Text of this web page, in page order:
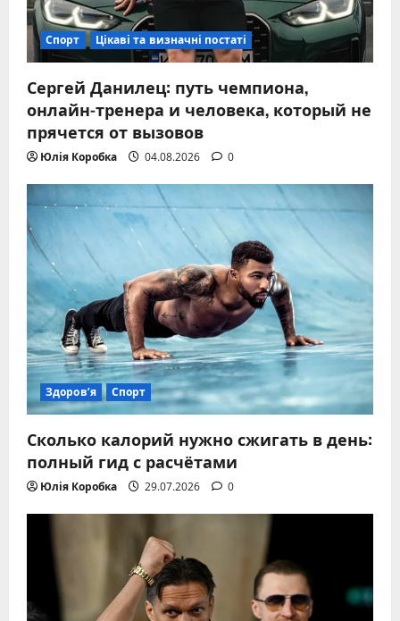
Спорт Цікаві та визначні постаті
Сергей Данилец: путь чемпиона,
онлайн-тренера и человека, который не
прячется от вызовов
Юлія Коробка 04.08.2026 0
Здоров’я Спорт
Сколько калорий нужно сжигать в день:
полный гид с расчётами
Юлія Коробка 29.07.2026 0